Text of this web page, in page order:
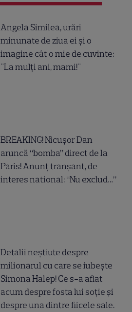
Angela Similea, urări
minunate de ziua ei și o
imagine cât o mie de cuvinte:
"La mulți ani, mami!"
BREAKING! Nicușor Dan
aruncă “bomba” direct de la
Paris! Anunț tranșant, de
interes national: “Nu exclud…”
Detalii neștiute despre
milionarul cu care se iubește
Simona Halep! Ce s-a aflat
acum despre fosta lui soție și
despre una dintre fiicele sale.